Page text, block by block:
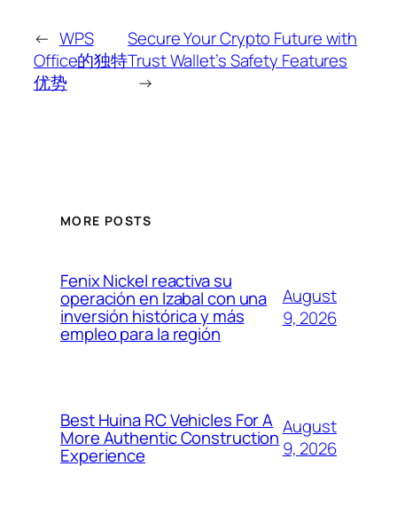
← WPS
Office的独特
优势
Secure Your Crypto Future with
Trust Wallet’s Safety Features
→
MORE POSTS
Fenix Nickel reactiva su
operación en Izabal con una
inversión histórica y más
empleo para la región
August
9, 2026
Best Huina RC Vehicles For A
More Authentic Construction
Experience
August
9, 2026